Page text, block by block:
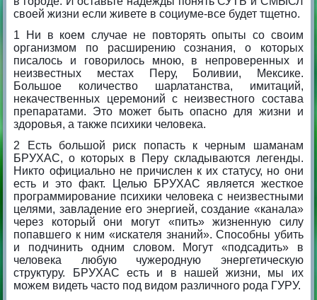
своей жизни если живете в социуме-все будет тщетно.
1 Ни в коем случае не повторять опыты со своим
организмом по расширению сознания, о которых
писалось и говорилось мною, в непроверенных и
неизвестных местах Перу, Боливии, Мексике.
Большое количество шарлатанства, имитаций,
некачественных церемоний с неизвестного состава
препаратами. Это может быть опасно для жизни и
здоровья, а также психики человека.
2 Есть большой риск попасть к черным шаманам
БРУХАС, о которых в Перу складываются легенды.
Никто официально не причислен к их статусу, но они
есть и это факт. Целью БРУХАС является жесткое
программирование психики человека с неизвестными
целями, завладение его энергией, создание «канала»
через который они могут «пить» жизненную силу
попавшего к ним «искателя знаний». Способны убить
и подчинить одним словом. Могут «подсадить» в
человека любую чужеродную энергетическую
структуру. БРУХАС есть и в нашей жизни, мы их
можем видеть часто под видом различного рода ГУРУ.